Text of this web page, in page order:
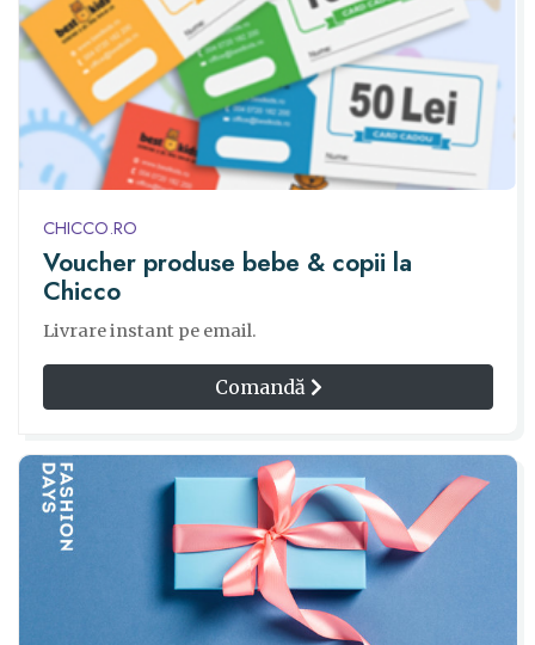
CHICCO.RO
Voucher produse bebe & copii la
Chicco
Livrare instant pe email.
Comandă